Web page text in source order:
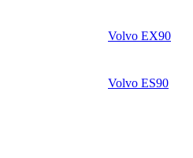
Volvo EX90
Volvo ES90